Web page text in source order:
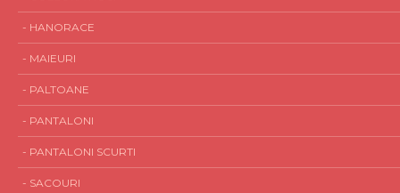
- HANORACE
- MAIEURI
- PALTOANE
- PANTALONI
- PANTALONI SCURTI
- SACOURI